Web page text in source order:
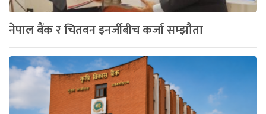
नेपाल बैंक र चितवन इनर्जीबीच कर्जा सम्झौता